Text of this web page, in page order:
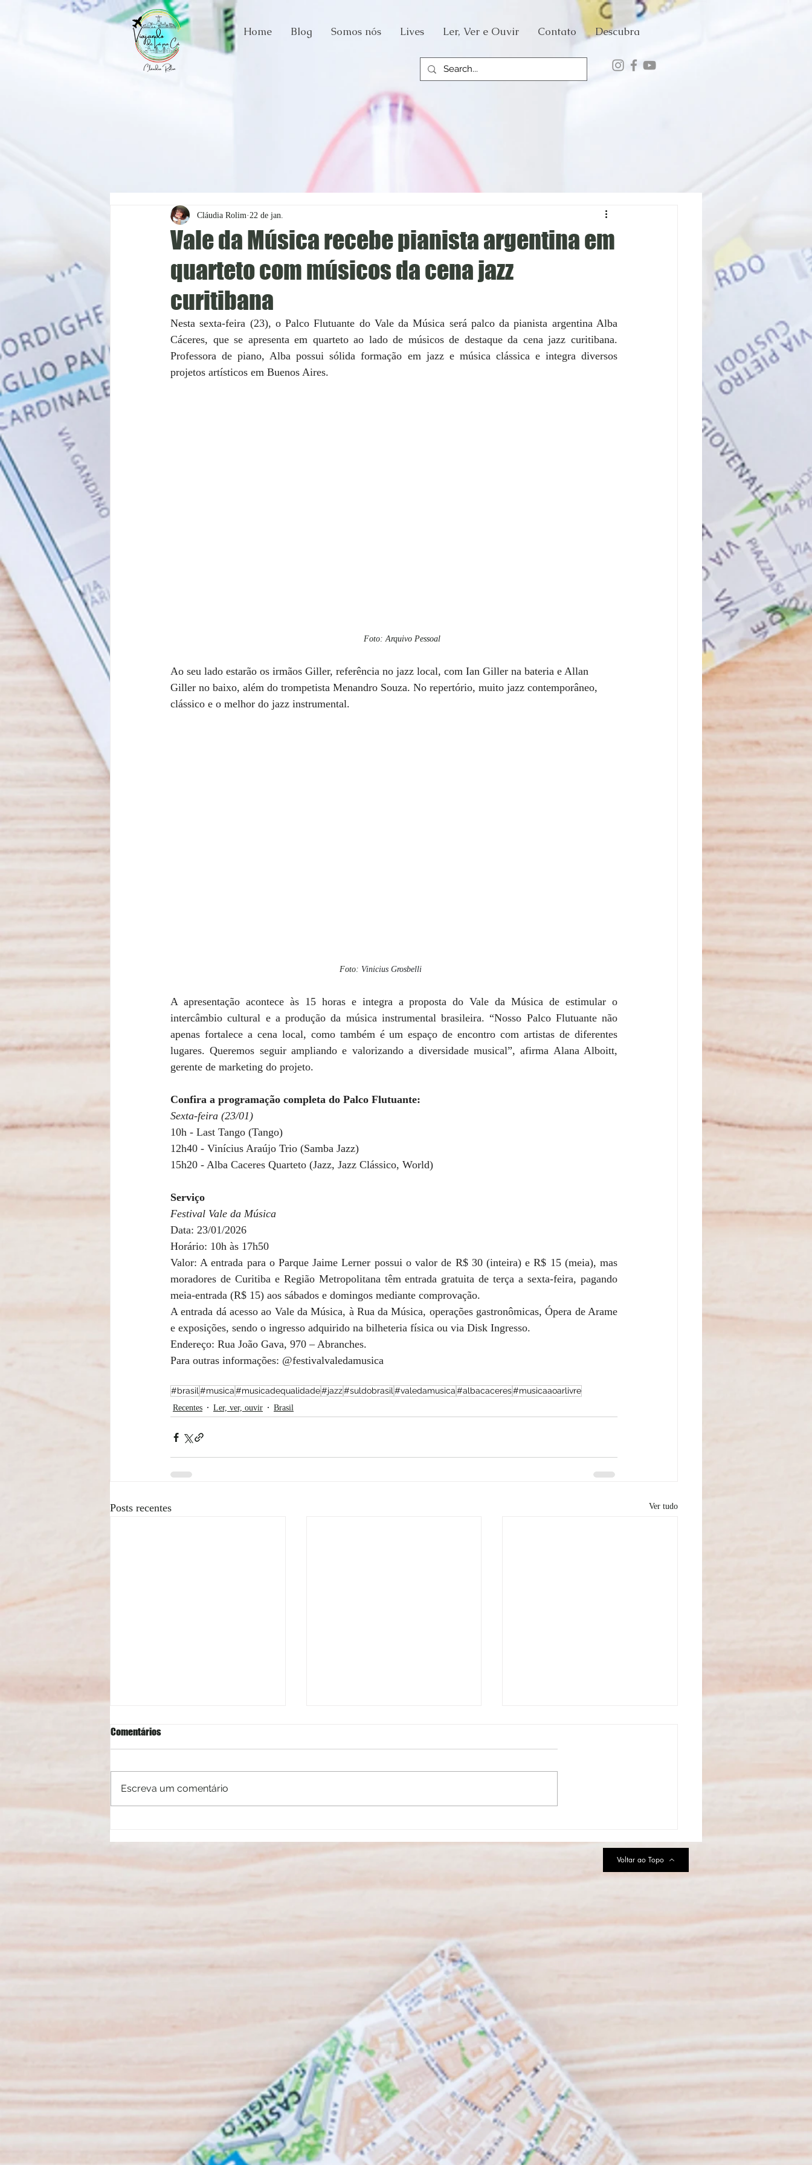
Home Blog Somos nós Lives Ler, Ver e Ouvir Contato Descubra
Vale da Música recebe pianista argentina em
quarteto com músicos da cena jazz
curitibana
Cláudia Rolim 22 de jan.
Nesta sexta-feira (23), o Palco Flutuante do Vale da Música será palco da pianista argentina Alba
Cáceres, que se apresenta em quarteto ao lado de músicos de destaque da cena jazz curitibana.
Professora de piano, Alba possui sólida formação em jazz e música clássica e integra diversos
projetos artísticos em Buenos Aires.
Foto: Arquivo Pessoal
Ao seu lado estarão os irmãos Giller, referência no jazz local, com Ian Giller na bateria e Allan
Giller no baixo, além do trompetista Menandro Souza. No repertório, muito jazz contemporâneo,
clássico e o melhor do jazz instrumental.
Foto: Vinicius Grosbelli
A apresentação acontece às 15 horas e integra a proposta do Vale da Música de estimular o
intercâmbio cultural e a produção da música instrumental brasileira. “Nosso Palco Flutuante não
apenas fortalece a cena local, como também é um espaço de encontro com artistas de diferentes
lugares. Queremos seguir ampliando e valorizando a diversidade musical”, afirma Alana Alboitt,
gerente de marketing do projeto.
Confira a programação completa do Palco Flutuante:
Sexta-feira (23/01)
10h - Last Tango (Tango)
12h40 - Vinícius Araújo Trio (Samba Jazz)
15h20 - Alba Caceres Quarteto (Jazz, Jazz Clássico, World)
Serviço
Festival Vale da Música
Data: 23/01/2026
Horário: 10h às 17h50
Valor: A entrada para o Parque Jaime Lerner possui o valor de R$ 30 (inteira) e R$ 15 (meia), mas
moradores de Curitiba e Região Metropolitana têm entrada gratuita de terça a sexta-feira, pagando
meia-entrada (R$ 15) aos sábados e domingos mediante comprovação.
A entrada dá acesso ao Vale da Música, à Rua da Música, operações gastronômicas, Ópera de Arame
e exposições, sendo o ingresso adquirido na bilheteria física ou via Disk Ingresso.
Endereço: Rua João Gava, 970 – Abranches.
Para outras informações: @festivalvaledamusica
#brasil#musica#musicadequalidade#jazz#suldobrasil#valedamusica#albacaceres#musicaaoarlivre
Recentes Ler, ver, ouvir Brasil
Posts recentes Ver tudo
variadas
dos SMURFS da América Latina
Comentários
Escreva um comentário
Voltar ao Topo